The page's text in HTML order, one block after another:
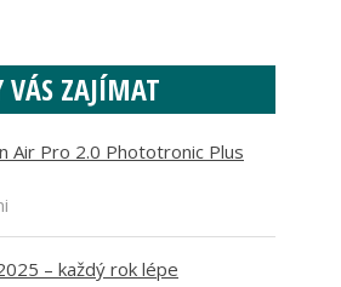
VÁS ZAJÍMAT
Air Pro 2.0 Phototronic Plus
– každý rok lépe